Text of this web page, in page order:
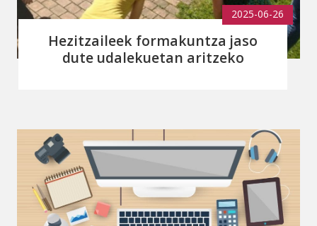
2025-06-26
Hezitzaileek formakuntza jaso
dute udalekuetan aritzeko